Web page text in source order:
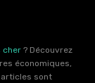
cher ? Découvrez
économiques,
articles sont